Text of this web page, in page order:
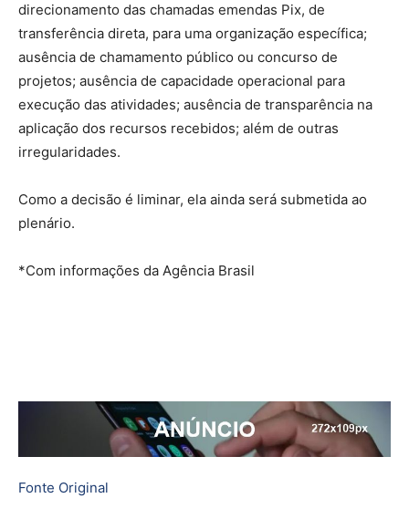
direcionamento das chamadas emendas Pix, de
transferência direta, para uma organização específica;
ausência de chamamento público ou concurso de
projetos; ausência de capacidade operacional para
execução das atividades; ausência de transparência na
aplicação dos recursos recebidos; além de outras
irregularidades.
Como a decisão é liminar, ela ainda será submetida ao
plenário.
*Com informações da Agência Brasil
Fonte Original